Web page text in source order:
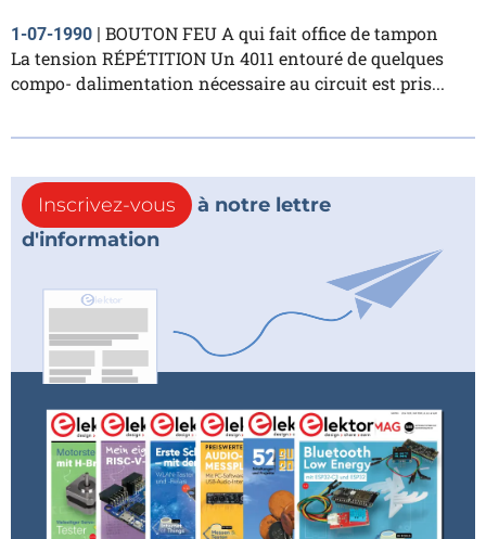
1-07-1990
BOUTON FEU A qui fait office de tampon
La tension RÉPÉTITION Un 4011 entouré de quelques
compo- dalimentation nécessaire au circuit est pris...
Inscrivez-vous
à notre lettre
d'information